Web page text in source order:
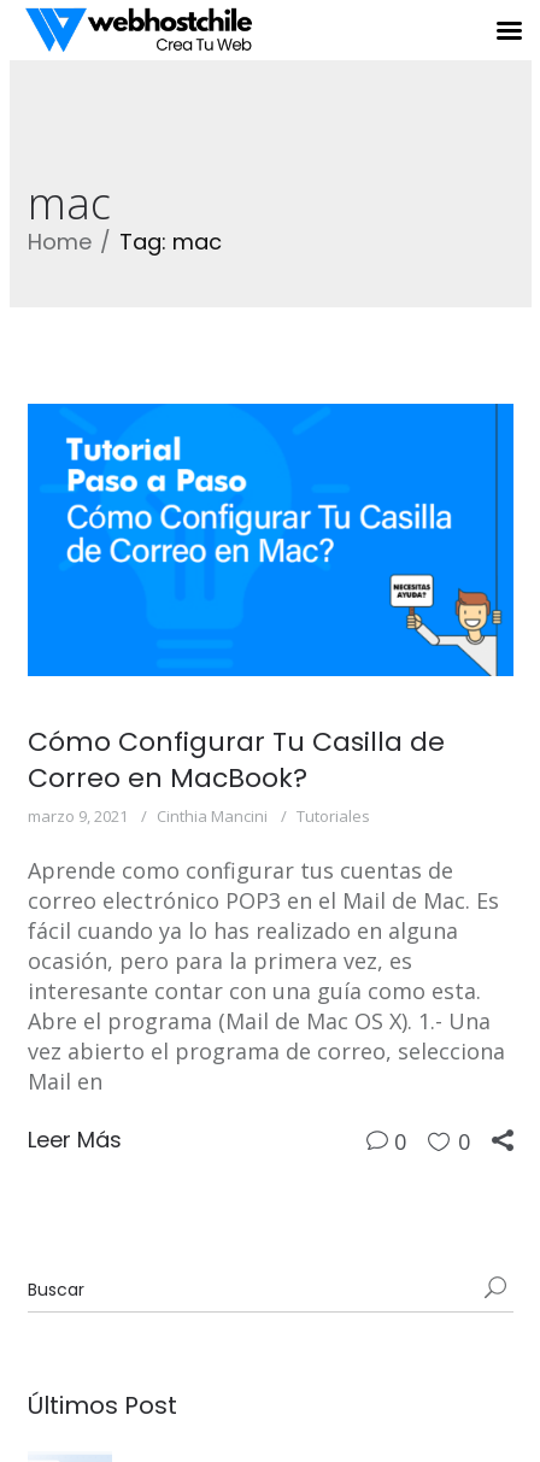
mac
Home Tag: mac
Cómo Configurar Tu Casilla de
Correo en MacBook?
marzo 9, 2021 Cinthia Mancini Tutoriales
Aprende como configurar tus cuentas de
correo electrónico POP3 en el Mail de Mac. Es
fácil cuando ya lo has realizado en alguna
ocasión, pero para la primera vez, es
interesante contar con una guía como esta.
Abre el programa (Mail de Mac OS X). 1.- Una
vez abierto el programa de correo, selecciona
Mail en
Leer Más 0 0
Últimos Post